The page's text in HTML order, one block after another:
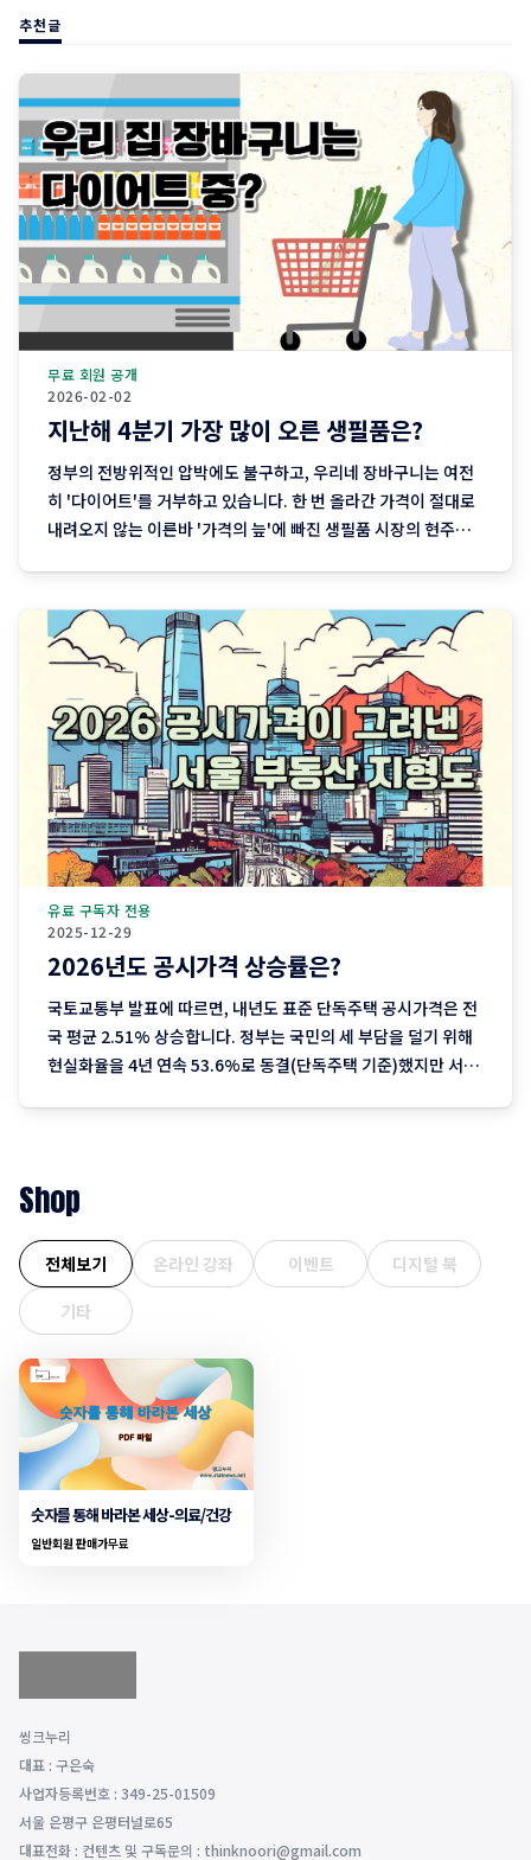
추천글
2026-02-02
무료 회원 공개
지난해 4분기 가장 많이 오른 생필품은?
정부의 전방위적인 압박에도 불구하고, 우리네 장바구니는 여전
히 '다이어트'를 거부하고 있습니다. 한 번 올라간 가격이 절대로
내려오지 않는 이른바 '가격의 늪'에 빠진 생필품 시장의 현주소
와 달걀 한 판을 집어 든 당신, 결제창에
2025-12-29
유료 구독자 전용
2026년도 공시가격 상승률은?
국토교통부 발표에 따르면, 내년도 표준 단독주택 공시가격은 전
국 평균 2.51% 상승합니다. 정부는 국민의 세 부담을 덜기 위해
현실화율을 4년 연속 53.6%로 동결(단독주택 기준)했지만 서울
Shop
전체보기 온라인 강좌 이벤트
디지털 북
기타
숫자를 통해 바라본 세상-의료/건강
일반회원 판매가무료
씽크누리
대표 : 구은숙
사업자등록번호 : 349-25-01509
서울 은평구 은평터널로65
대표전화 : 컨텐츠 및 구독문의 : thinknoori@gmail.com